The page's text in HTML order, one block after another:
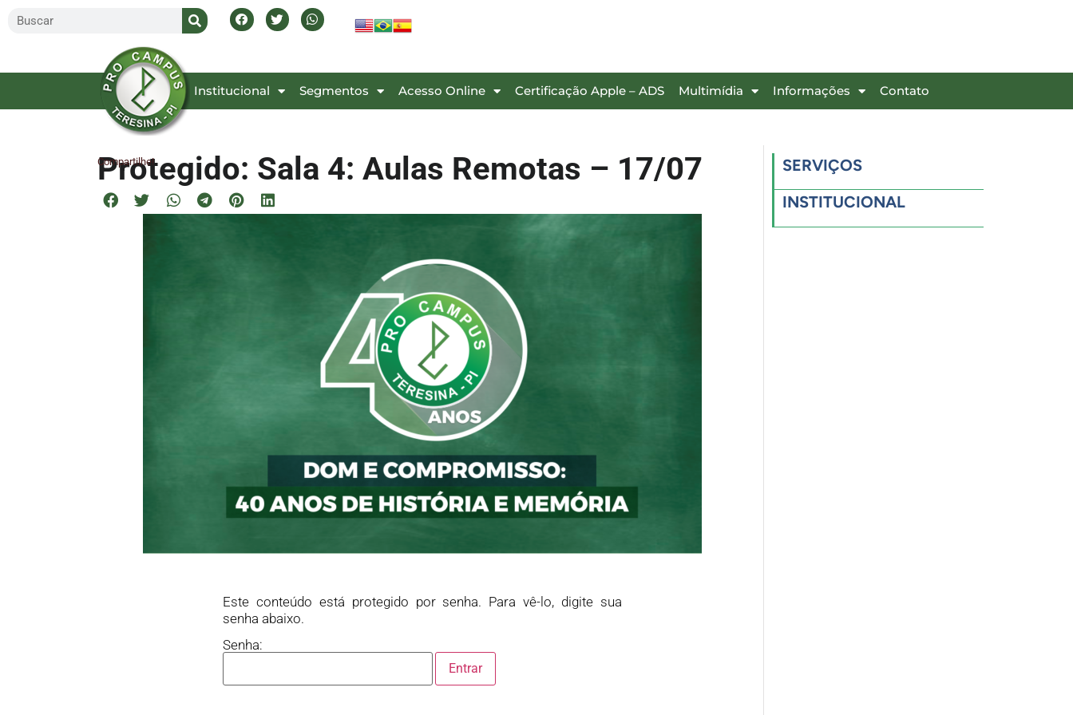
Inicial Institucional Segmentos Acesso Online Certificação Apple – ADS Multimídia Informações Contato
Protegido: Sala 4: Aulas Remotas – 17/07
Compartilhe!
Este conteúdo está protegido por senha. Para vê-lo, digite sua
senha abaixo.
Senha:
SERVIÇOS
INSTITUCIONAL